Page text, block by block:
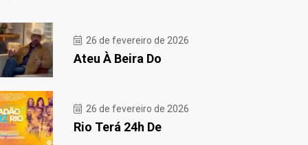
26 de fevereiro de 2026
Ateu À Beira Do
26 de fevereiro de 2026
Rio Terá 24h De